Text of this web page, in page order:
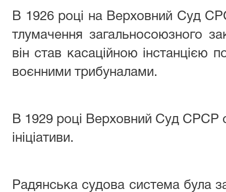
В 1926 році на Верховний Суд
тлумачення загальносоюзного
він став касаційною інстанцією
воєнними трибуналами.
В 1929 році Верховний Суд СРСР
ініціативи.
Радянська судова система була